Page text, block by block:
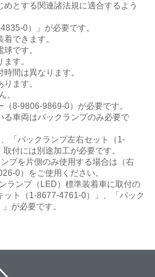
めとする関連諸法規に適合するよう
0）」が必要です。
できます。
です。
す。
間は異なります。
ます。
。
8-9806-9869-0）が必要です。
車両はバックランプのみ必要で
「バックランプ左右セット
（1-
付には別途加工が必要です。
プを片側のみ使用する場合は （右
0）をご使用ください。
ランプ（LED）標準装着車に取付の
ト（1-8677-4761-0）」、
「バック
が必要です。